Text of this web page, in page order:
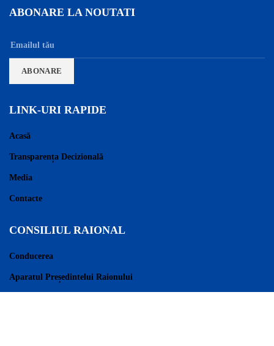
ABONARE LA NOUTATI
LINK-URI RAPIDE
Acasă
Transparența Decizională
Media
Contacte
CONSILIUL RAIONAL
Conducerea
Aparatul Președintelui Raionului